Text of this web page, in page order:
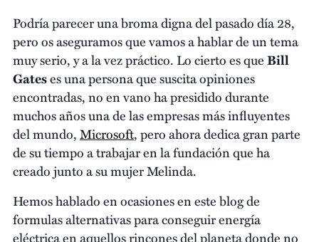
Podría parecer una broma digna del pasado día 28,
pero os aseguramos que vamos a hablar de un tema
muy serio, y a la vez práctico. Lo cierto es queBill
Gateses una persona que suscita opiniones
encontradas, no en vano ha presidido durante
muchos años una de las empresas más influyentes
del mundo,Microsoft, pero ahora dedica gran parte
de su tiempo a trabajar en la fundación que ha
creado junto a su mujer Melinda.
Hemos hablado en ocasiones en este blog de
formulas alternativas para conseguir energía
eléctrica en aquellos rincones del planeta donde no